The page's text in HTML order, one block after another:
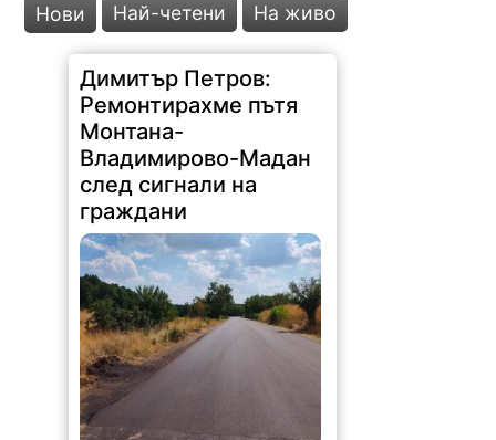
Нови Най-четени На живо
Димитър Петров:
Ремонтирахме пътя
Монтана-
Владимирово-Мадан
след сигнали на
граждани
147 |